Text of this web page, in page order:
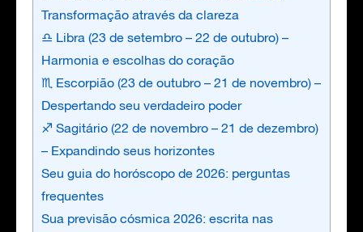
Transformação através da clareza
♎ Libra (23 de setembro – 22 de outubro) –
Harmonia e escolhas do coração
♏ Escorpião (23 de outubro – 21 de novembro) –
Despertando seu verdadeiro poder
♐ Sagitário (22 de novembro – 21 de dezembro)
– Expandindo seus horizontes
Seu guia do horóscopo de 2026: perguntas
frequentes
Sua previsão cósmica 2026: escrita nas